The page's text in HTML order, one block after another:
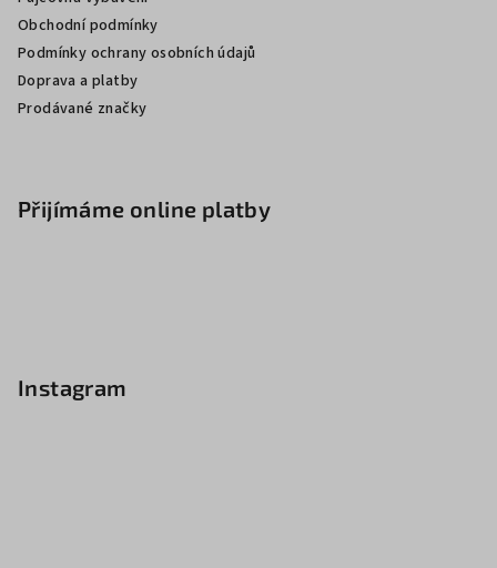
Obchodní podmínky
Podmínky ochrany osobních údajů
Doprava a platby
Prodávané značky
Přijímáme online platby
Instagram